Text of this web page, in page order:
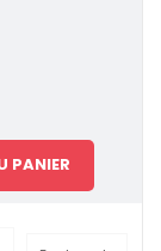
PANIER